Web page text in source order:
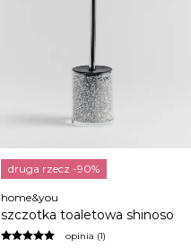
druga rzecz -90%
home&you
szczotka toaletowa shinoso
opinia (1)